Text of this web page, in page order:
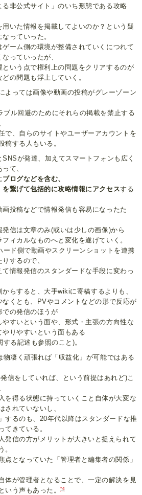
非公式サイト」のいち形態である攻略
いた情報を掲載してよいのか？という疑
っていった。
ーム側の環境が整備されていくにつれて
っていったが、
いう点で権利上の問題をクリアするのが
の問題も浮上していく。
よっては画像や動画の投稿がグレーゾーン
ブル回避のためにそれらの掲載を禁止する
で、自らのサイトやユーザーアカウントを
稿する人もいる。
が発達、加えてスマートフォンも広く
て、
ブログなどを含む、
を繋げて包括的に攻略情報にアクセスする
投稿などで情報発信も容易になったた
信は文章のみ(或いは少しの画像)から
ィカルなものへと変化を遂げていく。
ード側で動画やスクリーンショットを連携
するので、
情報発信のスタンダードな手段に変わっ
らすると、大手wikiに寄稿するよりも、
なくとも、PVやコメントなどの形で反応が
での発信のほうが
すいという面や、形式・主張の方向性な
やりやすいという面もある
る記述も参照のこと)。
物凄く頑張れば「収益化」が可能ではある
信をしていれば、という前提はあれど)こ
を得る状態に持っていくこと自体が大変な
されていないし、
するのも、20年代以降はスタンダードな推
てきている。
発信の方がメリットが大きいと捉えられて
。
点となっていた「管理者と編集者の関係」
体が管理者となることで、一定の解決を見
いう声もあった。*4